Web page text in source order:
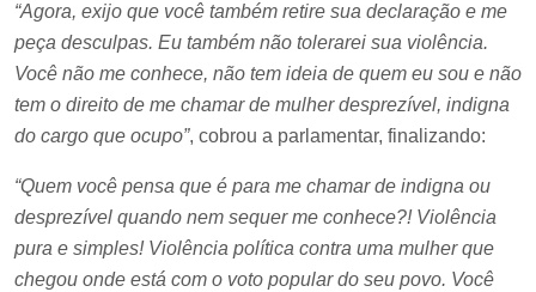
“Agora, exijo que você também retire sua declaração e me
peça desculpas. Eu também não tolerarei sua violência.
Você não me conhece, não tem ideia de quem eu sou e não
tem o direito de me chamar de mulher desprezível, indigna
do cargo que ocupo”, cobrou a parlamentar, finalizando:
“Quem você pensa que é para me chamar de indigna ou
desprezível quando nem sequer me conhece?! Violência
pura e simples! Violência política contra uma mulher que
chegou onde está com o voto popular do seu povo. Você